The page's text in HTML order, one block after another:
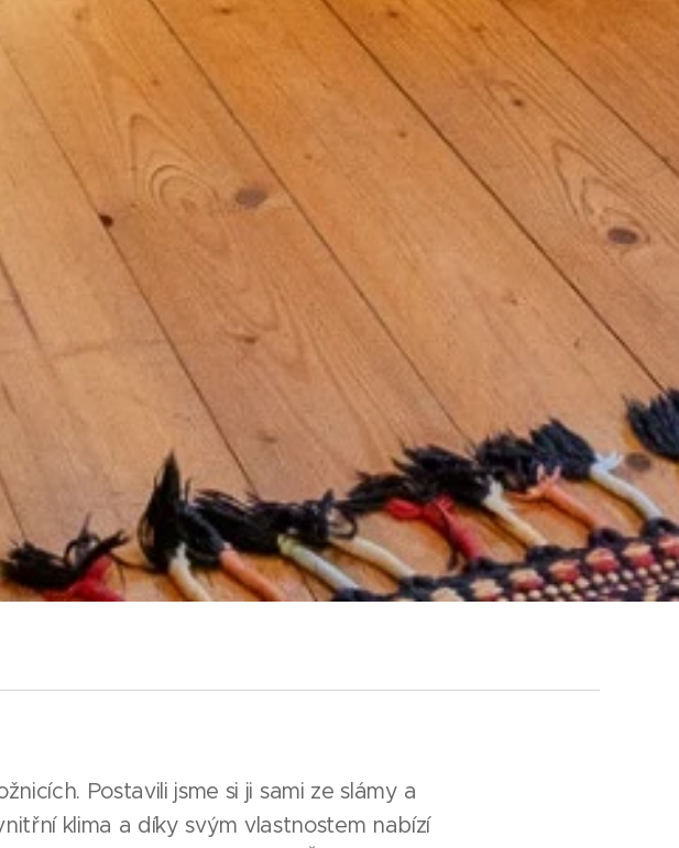
Postavili jsme si ji sami ze slámy a
klima a díky svým vlastnostem nabízí